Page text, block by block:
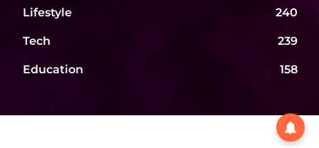
Lifestyle 240
Tech 239
Education 158